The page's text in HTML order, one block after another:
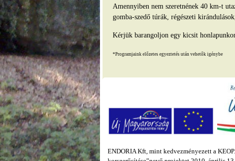
Amennyiben nem szeretnének 40 km-t
gomba-szedő túrák, régészeti
Kérjük barangoljon egy kicsit
*Programjaink előzetes egyeztetés után vehetők igénybe
ENDORIA Kft, mint kedvezményezett a